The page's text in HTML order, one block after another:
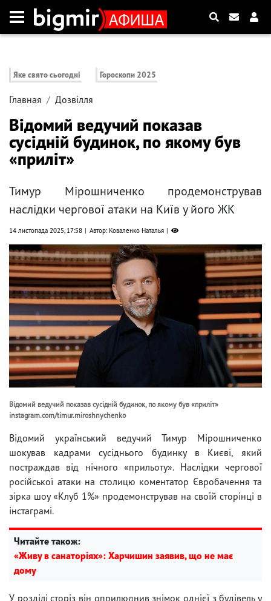
Яке свято сьогодні Гороскопи 2025
Главная Дозвілля
Відомий ведучий показав
сусідній будинок, по якому був
«приліт»
Тимур Мірошниченко продемонстрував
наслідки чергової атаки на Київ у його ЖК
14 листопада 2025, 17:58 Автор: Коваленко Наталья
Відомий ведучий показав сусідній будинок, по якому був «приліт»
instagram.com/timur.miroshnychenko
Відомий український ведучий Тимур Мірошниченко
шокував кадрами сусіднього будинку в Києві, який
постраждав від нічного «прильоту». Наслідки чергової
російської атаки на столицю коментатор Євробачення та
зірка шоу «Клуб 1%» продемонстрував на своїй сторінці в
інстаграмі.
Читайте також:
«Живу в санаторіях»: Харчишин заявив, що не має
дому
У розділі сторіз він оприлюднив знімок однієї з будівель у